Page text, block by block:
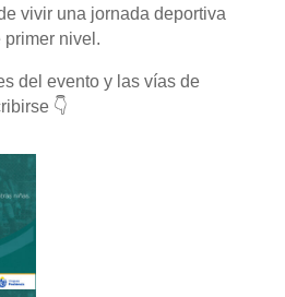
vivir una jornada deportiva
primer nivel.
del evento y las vías de
👇